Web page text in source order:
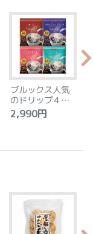
ブルックス人気
のドリップ４種
セット
2,990円